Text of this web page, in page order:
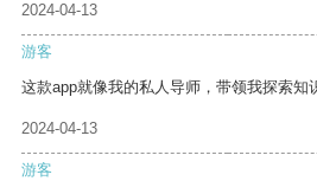
2024-04-13
游客
这款app就像我的私人导师，带领我探索知
2024-04-13
游客